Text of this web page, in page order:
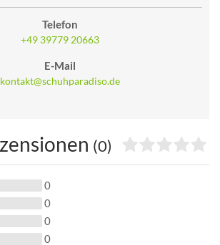
Telefon
+49 39779 20663
E-Mail
kontakt@schuhparadiso.de
(0)
0
0
0
0